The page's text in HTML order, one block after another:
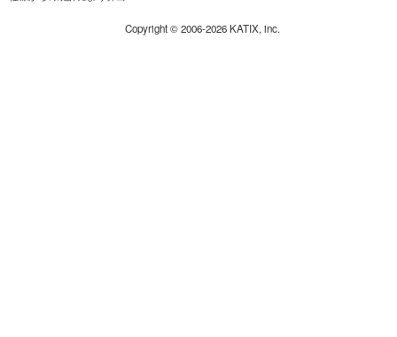
Copyright ©2006-2026KATIX, inc.